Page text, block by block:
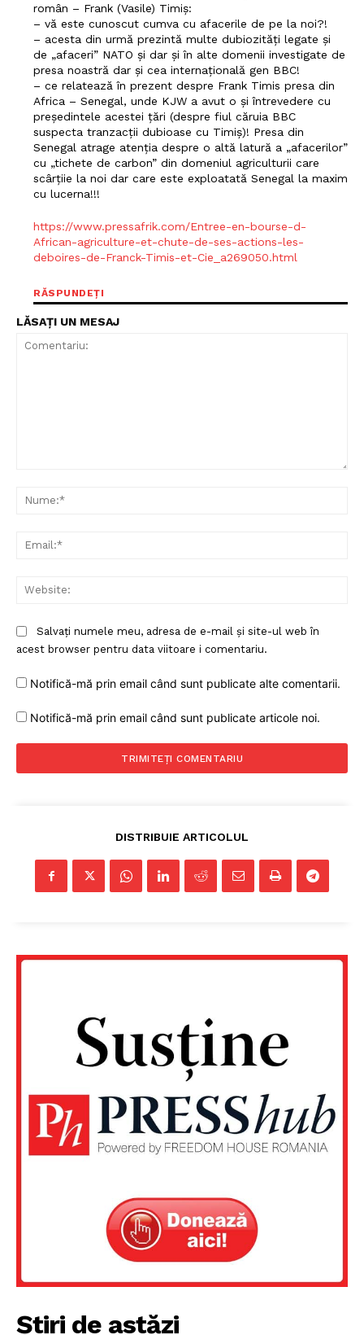
Un proiect
FREEDOM HOUSE ROMÂNIA
PRESShub
Despre noi / Echipa
Proiecte editoriale
Contact
român – Frank (Vasile) Timiș:
– vă este cunoscut cumva cu afacerile de pe la noi?!
– acesta din urmă prezintă multe dubiozități legate și
de „afaceri” NATO și dar și în alte domenii investigate de
presa noastră dar și cea internațională gen BBC!
– ce relatează în prezent despre Frank Timis presa din
Africa – Senegal, unde KJW a avut o și întrevedere cu
președintele acestei țări (despre fiul căruia BBC
suspecta tranzacții dubioase cu Timiș)! Presa din
Senegal atrage atenția despre o altă latură a „afacerilor”
cu „tichete de carbon” din domeniul agriculturii care
scârțiie la noi dar care este exploatată Senegal la maxim
cu lucerna!!!
https://www.pressafrik.com/Entree-en-bourse-d-
African-agriculture-et-chute-de-ses-actions-les-
deboires-de-Franck-Timis-et-Cie_a269050.html
RĂSPUNDEȚI
LĂSAȚI UN MESAJ
Salvați numele meu, adresa de e-mail și site-ul web în
acest browser pentru data viitoare i comentariu.
Notifică-mă prin email când sunt publicate alte comentarii.
Notifică-mă prin email când sunt publicate articole noi.
DISTRIBUIE ARTICOLUL
Știri de astăzi